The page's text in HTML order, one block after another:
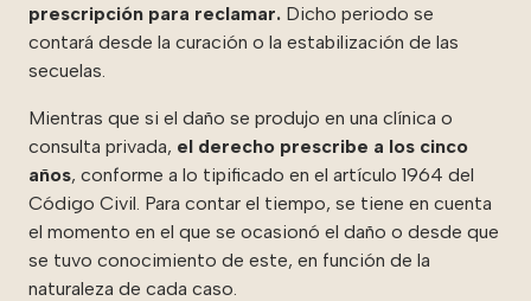
prescripción para reclamar. Dicho periodo se
contará desde la curación o la estabilización de las
secuelas.
Mientras que si el daño se produjo en una clínica o
consulta privada, el derecho prescribe a los cinco
años, conforme a lo tipificado en el artículo 1964 del
Código Civil. Para contar el tiempo, se tiene en cuenta
el momento en el que se ocasionó el daño o desde que
se tuvo conocimiento de este, en función de la
naturaleza de cada caso.